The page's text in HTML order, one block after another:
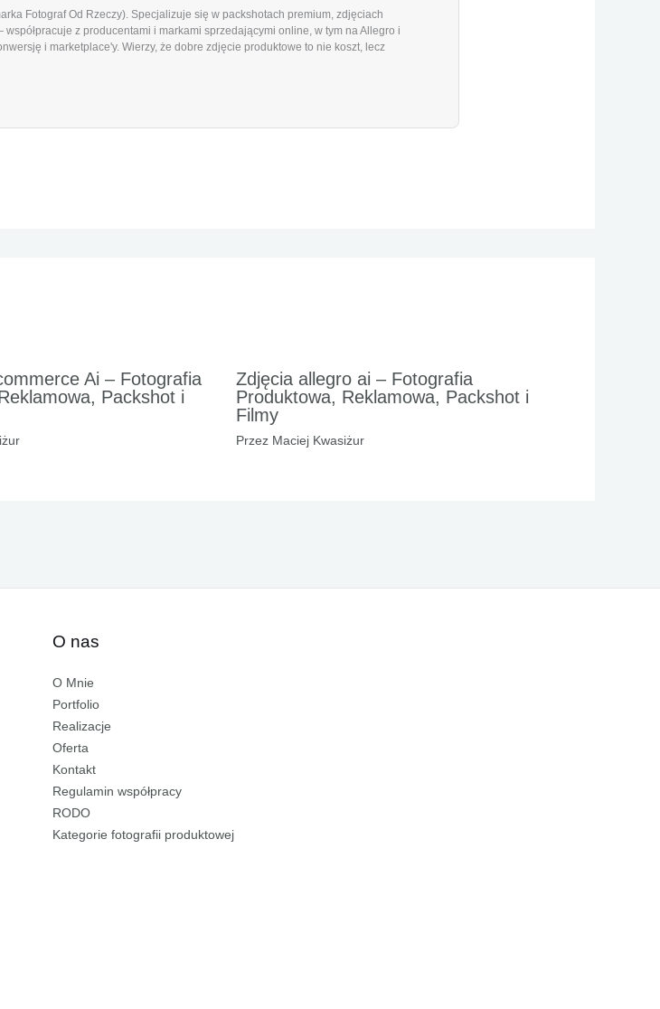
Fotograf Od Rzeczy). Specjalizuje się w packshotach premium, zdjęciach
z producentami i markami sprzedającymi online, w tym na Allegro i
i marketplace'y. Wierzy, że dobre zdjęcie produktowe to nie koszt, lecz
Ai – Fotografia
Packshot i
Zdjęcia allegro ai – Fotografia
Produktowa, Reklamowa, Packshot i
Filmy
Przez Maciej Kwasiżur
O nas
O Mnie
Portfolio
Realizacje
Oferta
Kontakt
Regulamin współpracy
RODO
Kategorie fotografii produktowej